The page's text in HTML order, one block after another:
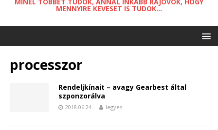
MENNYIRE KEVESET IS TUDOK...
processzor
Rendeljkínait – avagy Gearbest által
szponzorálva
2018.06.24. legyes